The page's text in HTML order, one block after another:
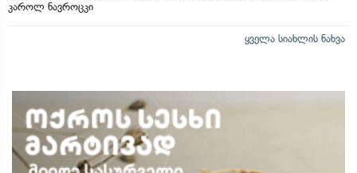
კაროლ ნავროცკი
ყველა სიახლის ნახვა